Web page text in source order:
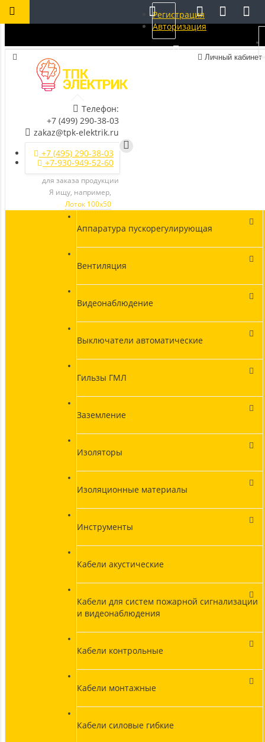
Личный кабинет
Телефон:
+7 (499) 290-38-03
zakaz@tpk-elektrik.ru
+7 (495) 290-38-03
+7-930-949-52-60
для заказа продукции
Я ищу, например,
Лоток 100х50
Аппаратура пускорегулирующая
Вентиляция
Видеонаблюдение
Выключатели автоматические
Гильзы ГМЛ
Заземление
Изоляторы
Изоляционные материалы
Инструменты
Кабели акустические
Кабели для систем пожарной сигнализации
и видеонаблюдения
Кабели контрольные
Кабели монтажные
Кабели силовые гибкие
Регистрация
Авторизация